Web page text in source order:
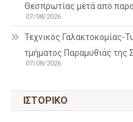
Θεσπρωτίας μετά από
07/08/2026
Τεχνικός Γαλακτοκομίας-
τμήματος Παραμυθιάς της
07/08/2026
ΙΣΤΟΡΙΚΌ